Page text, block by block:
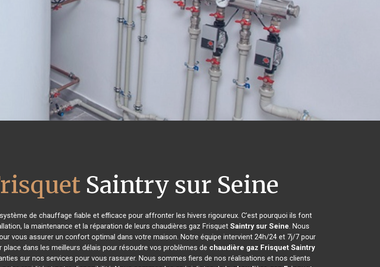
Saintry sur Seine
de chauffage fiable et efficace pour affronter les hivers rigoureux. C'est pourquoi ils font
la maintenance et la réparation de leurs chaudières gaz Frisquet Saintry sur Seine. Nous
vous assurer un confort optimal dans votre maison. Notre équipe intervient 24h/24 et 7j/7 pour
dans les meilleurs délais pour résoudre vos problèmes de chaudière gaz Frisquet Saintry
sur nos services pour vous rassurer. Nous sommes fiers de nos réalisations et nos clients